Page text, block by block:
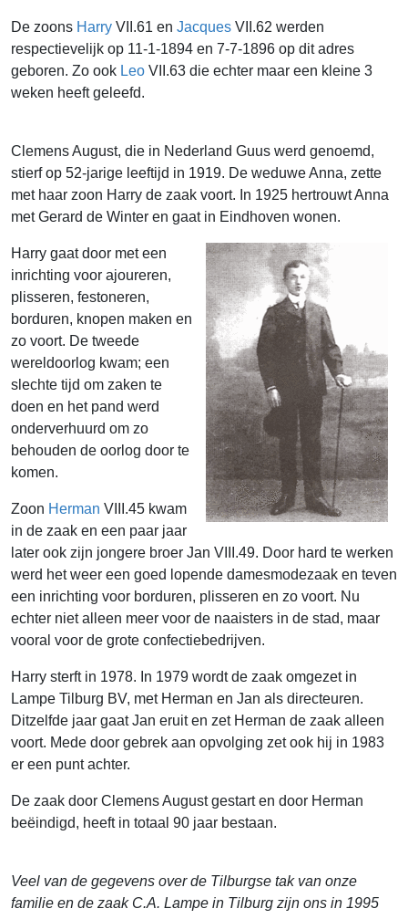
De zoons Harry VII.61 en Jacques VII.62 werden
respectievelijk op 11-1-1894 en 7-7-1896 op dit adres
geboren. Zo ook Leo VII.63 die echter maar een kleine 3
weken heeft geleefd.
Clemens August, die in Nederland Guus werd genoemd,
stierf op 52-jarige leeftijd in 1919. De weduwe Anna, zette
met haar zoon Harry de zaak voort. In 1925 hertrouwt Anna
met Gerard de Winter en gaat in Eindhoven wonen.
Harry gaat door met een
inrichting voor ajoureren,
plisseren, festoneren,
borduren, knopen maken en
zo voort. De tweede
wereldoorlog kwam; een
slechte tijd om zaken te
doen en het pand werd
onderverhuurd om zo
behouden de oorlog door te
komen.
Zoon Herman VIII.45 kwam
in de zaak en een paar jaar
later ook zijn jongere broer Jan VIII.49. Door hard te werken
werd het weer een goed lopende damesmodezaak en teven
een inrichting voor borduren, plisseren en zo voort. Nu
echter niet alleen meer voor de naaisters in de stad, maar
vooral voor de grote confectiebedrijven.
Harry sterft in 1978. In 1979 wordt de zaak omgezet in
Lampe Tilburg BV, met Herman en Jan als directeuren.
Ditzelfde jaar gaat Jan eruit en zet Herman de zaak alleen
voort. Mede door gebrek aan opvolging zet ook hij in 1983
er een punt achter.
De zaak door Clemens August gestart en door Herman
beëindigd, heeft in totaal 90 jaar bestaan.
Veel van de gegevens over de Tilburgse tak van onze
familie en de zaak C.A. Lampe in Tilburg zijn ons in 1995